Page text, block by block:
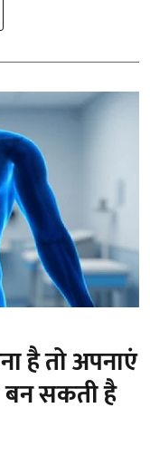
है तो अपनाएं
बन सकती है